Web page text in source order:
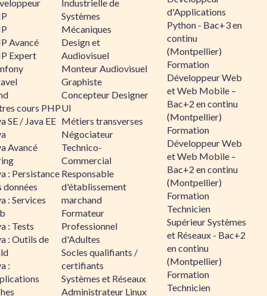
Avancé
Expert
cours PHP
SE / Java EE
Avancé
: Persistance
données
: Services
: Tests
: Outils de
:
Industrielle de
Systèmes
Mécaniques
Design et
Audiovisuel
Monteur Audiovisuel
Graphiste
Concepteur Designer
UI
Métiers transverses
Négociateur
Technico-
Commercial
Responsable
d'établissement
marchand
Formateur
Professionnel
d'Adultes
Socles qualifiants /
certifiants
Systèmes et Réseaux
Administrateur Linux
d'Applications
Python - Bac+3 en
continu
(Montpellier)
Formation
Développeur Web
et Web Mobile –
Bac+2 en continu
(Montpellier)
Formation
Développeur Web
et Web Mobile –
Bac+2 en continu
(Montpellier)
Formation
Technicien
Supérieur Systèmes
et Réseaux - Bac+2
en continu
(Montpellier)
Formation
Technicien